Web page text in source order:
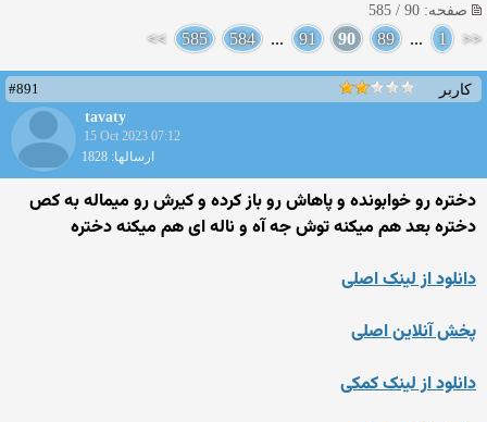
صفحه: 90 / 585
<<
1
...
89
90
91
...
584
585
>>
کاربر
#891
tavaty
15 Oct 2023 07:12
ارسالها: 1828
دختره رو خوابونده و پاهاش رو باز کرده و کیرش رو میماله به کص
دختره بعد هم میکنه توش جه آه و ناله ای هم میکنه دختره
دانلود از لینک اصلی
پخش آنلاین اصلی
دانلود از لینک کمکی